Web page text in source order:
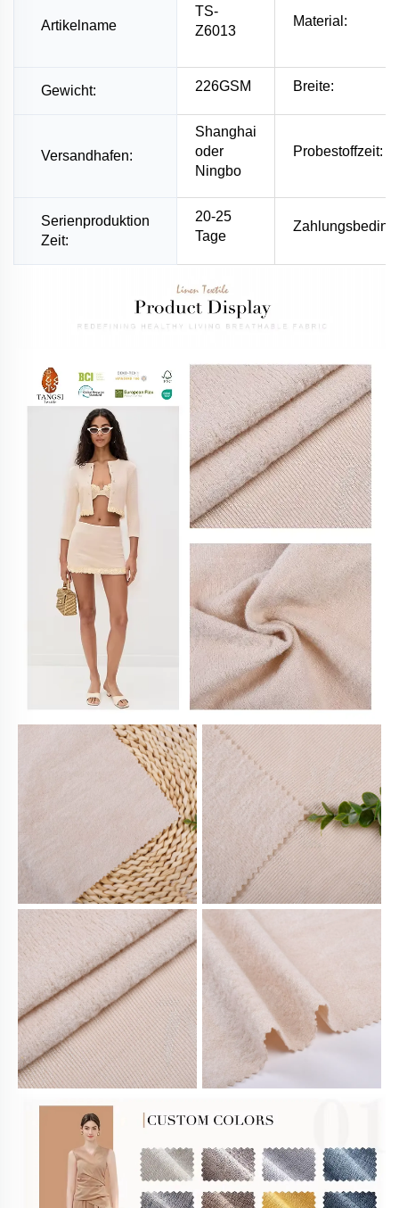
Artikelname
TS-
Z6013
Material:
Gewicht: 226GSM Breite:
Versandhafen:
Shanghai
oder
Ningbo
Probestoffzeit:
Serienproduktion
Zeit:
20-25
Tage